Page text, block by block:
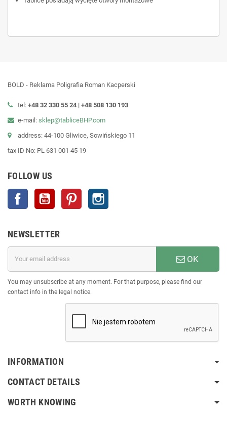
BOLD - Reklama Poligrafia Roman Kacperski
tel: +48 32 330 55 24 | +48 508 130 193
e-mail: sklep@tabliceBHP.com
address: 44-100 Gliwice, Sowińskiego 11
tax ID No: PL 631 001 45 19
FOLLOW US
Facebook YouTube Pinterest
NEWSLETTER
OK
You may unsubscribe at any moment. For that purpose, please find our
contact info in the legal notice.
INFORMATION
CONTACT DETAILS
WORTH KNOWING